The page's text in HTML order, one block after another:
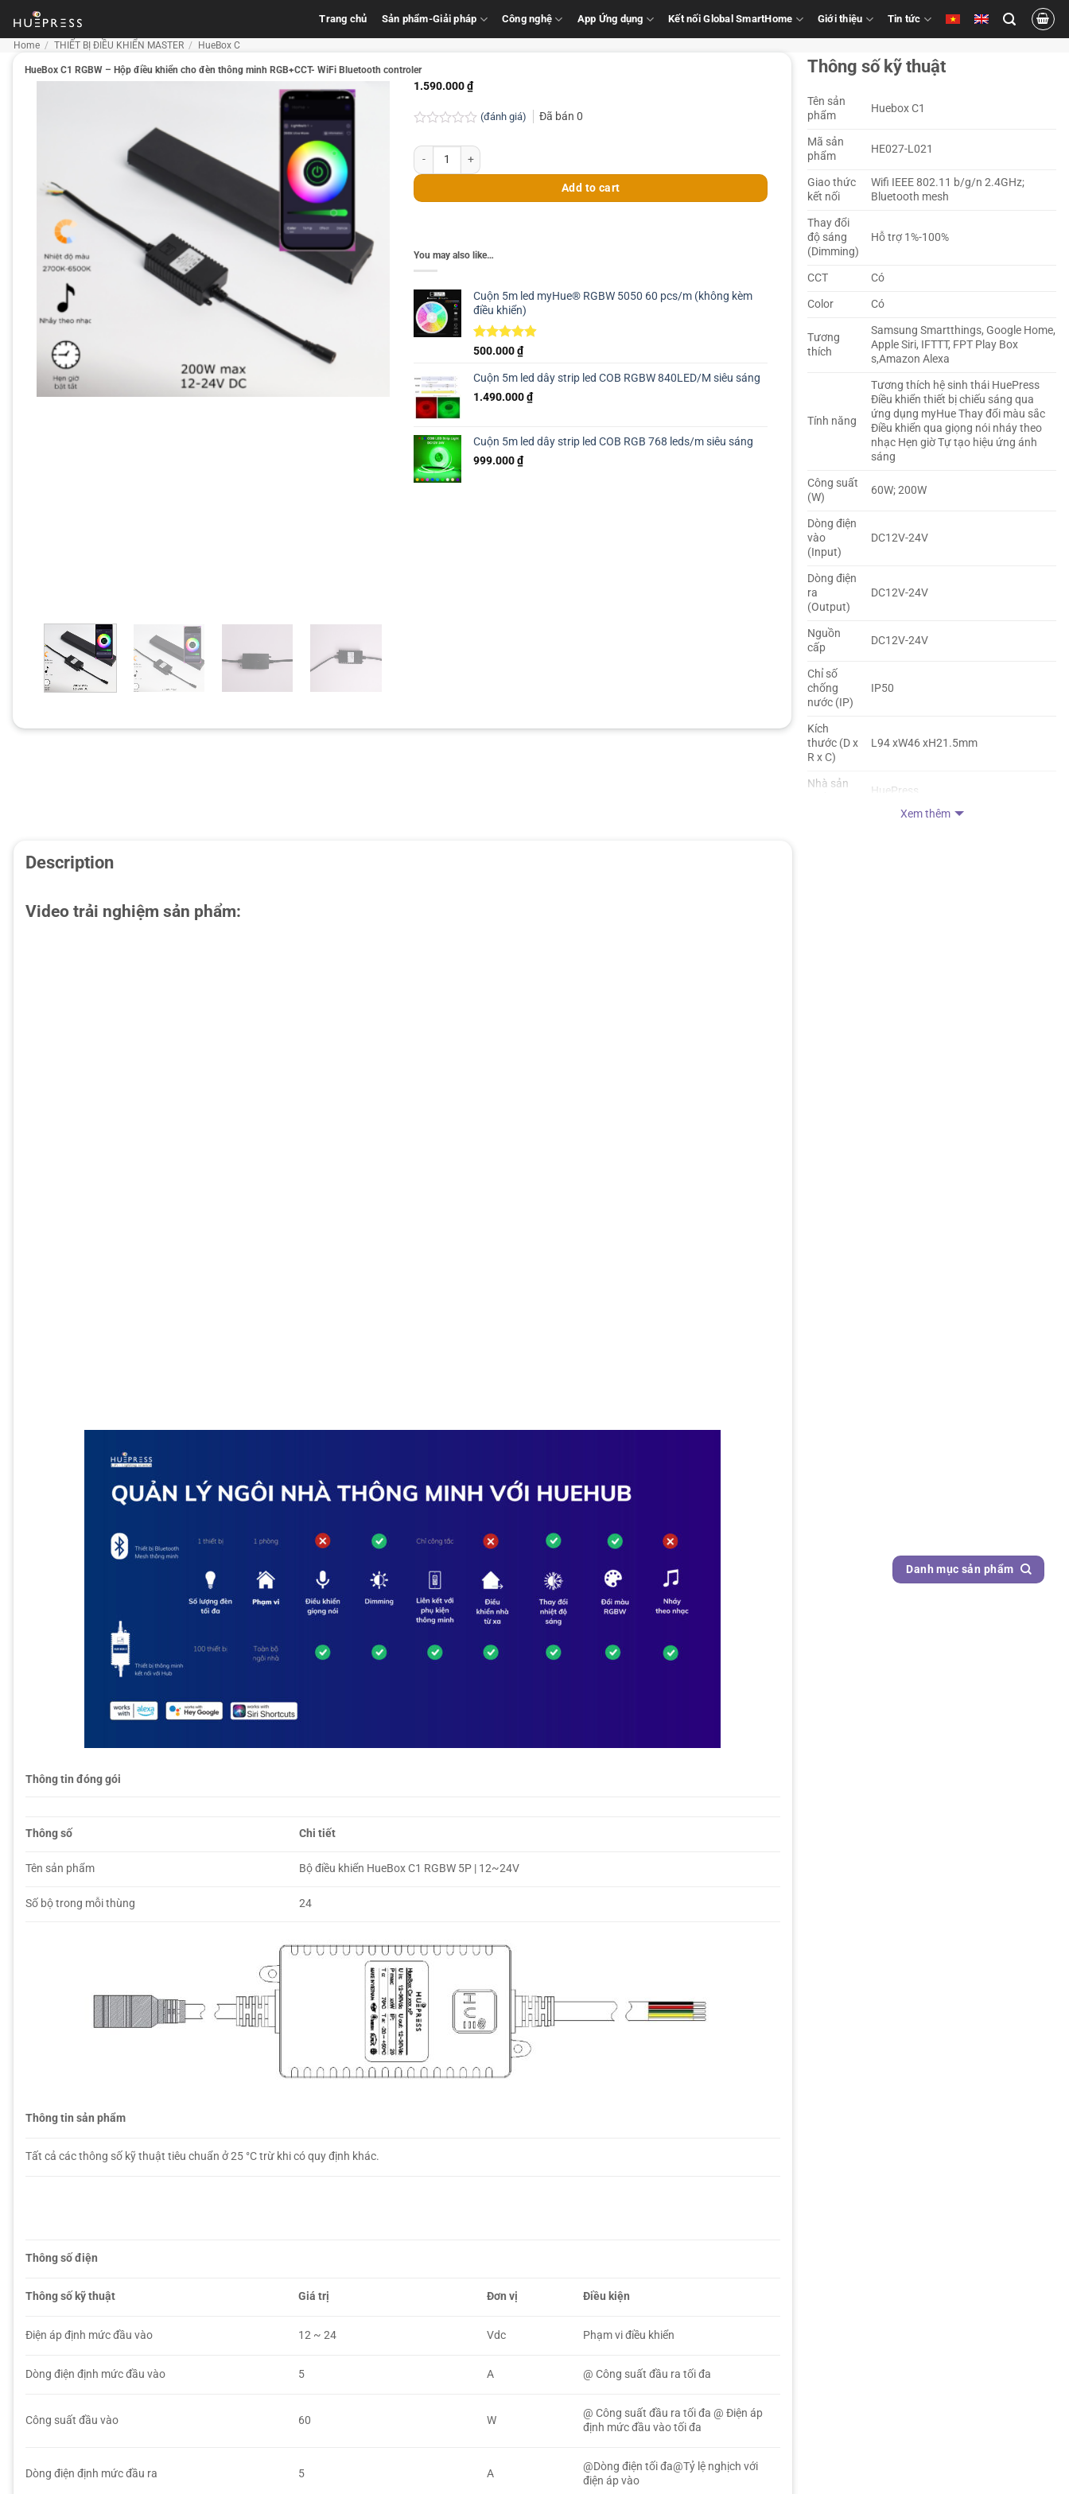
content
Trang chủ Sản phẩm-Giải pháp Công nghệ App Ứng dụng Kết nối Global SmartHome Giới thiệu Tin tức
Home / THIẾT BỊ ĐIỀU KHIỂN MASTER / HueBox C
HueBox C1 RGBW – Hộp điều khiển cho đèn thông minh RGB+CCT- WiFi Bluetooth controler
1.590.000₫
0.0
out
of
(đánh giá) Đã bán0
HueBox C1 RGBW - Hộp điều khiển cho đèn thông minh RGB+CCT- WiFi Bluetooth controler quantity
Add to cart
You may also like…
Cuộn 5m led myHue® RGBW 5050 60 pcs/m (không kèm
điều khiển)
Rated4.88
based on
269
customer
ratings
500.000₫
Cuộn 5m led dây strip led COB RGBW 840LED/M siêu sáng
1.490.000₫
Cuộn 5m led dây strip led COB RGB 768 leds/m siêu sáng
999.000₫
Thông số kỹ thuật
Tên sản
phẩm
Huebox C1
Mã sản
phẩm
HE027-L021
Giao thức
kết nối
Wifi IEEE 802.11 b/g/n 2.4GHz;
Bluetooth mesh
Thay đổi
độ sáng
(Dimming)
Hỗ trợ 1%-100%
CCT
Có
Color
Có
Tương
thích
Samsung Smartthings, Google Home,
Apple Siri, IFTTT, FPT Play Box
s,Amazon Alexa
Tính năng
Tương thích hệ sinh thái HuePress
Điều khiển thiết bị chiếu sáng qua
ứng dụng myHue Thay đổi màu sắc
Điều khiển qua giọng nói nháy theo
nhạc Hẹn giờ Tự tạo hiệu ứng ánh
sáng
Công suất
(W)
60W; 200W
Dòng điện
vào
(Input)
DC12V-24V
Dòng điện
ra
(Output)
DC12V-24V
Nguồn
cấp
DC12V-24V
Chỉ số
chống
nước (IP)
IP50
Kích
thước (D x
R x C)
L94 xW46 xH21.5mm
Nhà sản
HuePress
Xem thêm
Description
Video trải nghiệm sản phẩm:
Thông tin đóng gói
Thông số Chi tiết
Tên sản phẩm Bộ điều khiển HueBox C1 RGBW 5P | 12~24V
Số bộ trong mỗi thùng 24
Thông tin sản phẩm
Tất cả các thông số kỹ thuật tiêu chuẩn ở 25 °C trừ khi có quy định khác.
Thông số điện
Thông số kỹ thuật Giá trị Đơn vị Điều kiện
Điện áp định mức đầu vào 12 ~ 24 Vdc Phạm vi điều khiển
Dòng điện định mức đầu vào 5 A @ Công suất đầu ra tối đa
Công suất đầu vào 60 W
@ Công suất đầu ra tối đa @ Điện áp
định mức đầu vào tối đa
Dòng điện định mức đầu ra 5 A
@Dòng điện tối đa@Tỷ lệ nghịch với
điện áp vào
Danh mục sản phẩm